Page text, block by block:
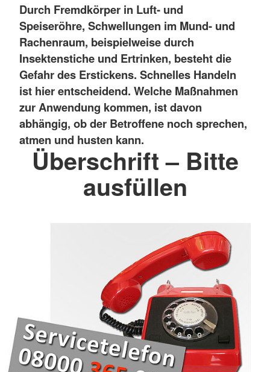
Durch Fremdkörper in Luft- und
Speiseröhre, Schwellungen im Mund- und
Rachenraum, beispielweise durch
Insektenstiche und Ertrinken, besteht die
Gefahr des Erstickens. Schnelles Handeln
ist hier entscheidend. Welche Maßnahmen
zur Anwendung kommen, ist davon
abhängig, ob der Betroffene noch sprechen,
atmen und husten kann.
Überschrift – Bitte
ausfüllen